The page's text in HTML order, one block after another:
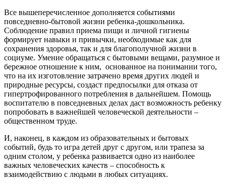
Все вышеперечисленное дополняется событиями
повседневно-бытовой жизни ребенка-дошкольника.
Соблюдение правил приема пищи и личной гигиены
формирует навыки и привычки, необходимые как для
сохранения здоровья, так и для благополучной жизни в
социуме. Умение обращаться с бытовыми вещами, разумное и
бережное отношение к ним, основанное на понимании того,
что на их изготовление затрачено время других людей и
природные ресурсы, создаст предпосылки для отказа от
гипертрофированного потребления в дальнейшем. Помощь
воспитателю в повседневных делах даст возможность ребенку
попробовать в важнейшей человеческой деятельности –
общественном труде.
И, наконец, в каждом из образовательных и бытовых
событий, будь то игра детей друг с другом, или трапеза за
одним столом, у ребенка развивается одно из наиболее
важных человеческих качеств – способность к
взаимодействию с людьми в любых ситуациях.